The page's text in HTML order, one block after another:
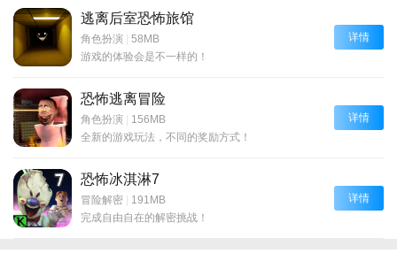
逃离后室恐怖旅馆
角色扮演 | 58MB
游戏的体验会是不一样的！
详情
恐怖逃离冒险
角色扮演 | 156MB
全新的游戏玩法，不同的奖励方式！
详情
恐怖冰淇淋7
冒险解密 | 191MB
完成自由自在的解密挑战！
详情